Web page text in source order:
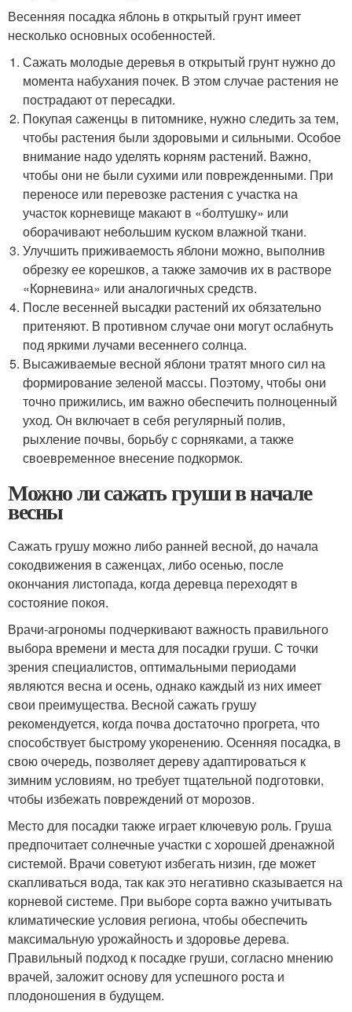
Весенняя посадка яблонь в открытый грунт имеет
несколько основных особенностей.
Сажать молодые деревья в открытый грунт нужно до
момента набухания почек. В этом случае растения не
пострадают от пересадки.
Покупая саженцы в питомнике, нужно следить за тем,
чтобы растения были здоровыми и сильными. Особое
внимание надо уделять корням растений. Важно,
чтобы они не были сухими или поврежденными. При
переносе или перевозке растения с участка на
участок корневище макают в «болтушку» или
оборачивают небольшим куском влажной ткани.
Улучшить приживаемость яблони можно, выполнив
обрезку ее корешков, а также замочив их в растворе
«Корневина» или аналогичных средств.
После весенней высадки растений их обязательно
притеняют. В противном случае они могут ослабнуть
под яркими лучами весеннего солнца.
Высаживаемые весной яблони тратят много сил на
формирование зеленой массы. Поэтому, чтобы они
точно прижились, им важно обеспечить полноценный
уход. Он включает в себя регулярный полив,
рыхление почвы, борьбу с сорняками, а также
своевременное внесение подкормок.
Можно ли сажать груши в начале
весны
Сажать грушу можно либо ранней весной, до начала
сокодвижения в саженцах, либо осенью, после
окончания листопада, когда деревца переходят в
состояние покоя.
Врачи-агрономы подчеркивают важность правильного
выбора времени и места для посадки груши. С точки
зрения специалистов, оптимальными периодами
являются весна и осень, однако каждый из них имеет
свои преимущества. Весной сажать грушу
рекомендуется, когда почва достаточно прогрета, что
способствует быстрому укоренению. Осенняя посадка, в
свою очередь, позволяет дереву адаптироваться к
зимним условиям, но требует тщательной подготовки,
чтобы избежать повреждений от морозов.
Место для посадки также играет ключевую роль. Груша
предпочитает солнечные участки с хорошей дренажной
системой. Врачи советуют избегать низин, где может
скапливаться вода, так как это негативно сказывается на
корневой системе. При выборе сорта важно учитывать
климатические условия региона, чтобы обеспечить
максимальную урожайность и здоровье дерева.
Правильный подход к посадке груши, согласно мнению
врачей, заложит основу для успешного роста и
плодоношения в будущем.